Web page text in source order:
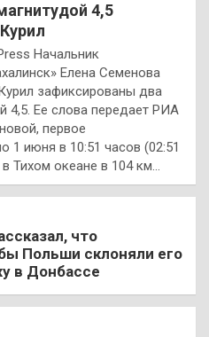
4,5
Начальник
Елена Семенова
зафиксированы два
4,5. Ее слова передает РИА
первое
1 июня в 10:51 часов (02:51
Тихом океане в 104 км…
что
Польши склоняли его
в Донбассе